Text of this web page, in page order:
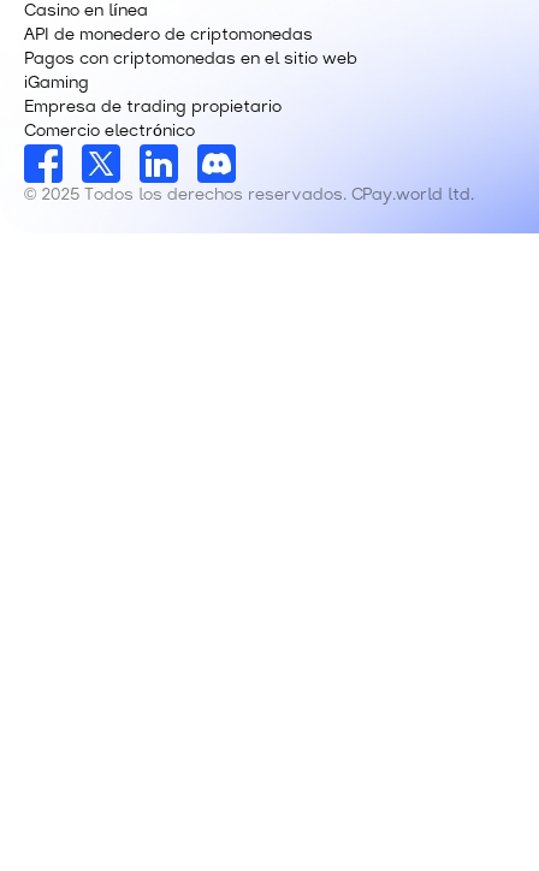
Casino en línea
API de monedero de criptomonedas
Pagos con criptomonedas en el sitio web
iGaming
Empresa de trading propietario
Comercio electrónico
© 2025 Todos los derechos reservados. CPay.world ltd.